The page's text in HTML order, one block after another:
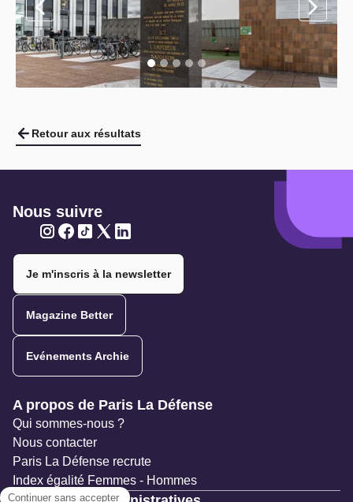
Retour aux résultats
Nous suivre
Je m'inscris à la newsletter
Magazine Better
Evénements Archie
Navigation secondaire
A propos de Paris La Défense
Qui sommes-nous ?
Nous contacter
Paris La Défense recrute
Index égalité Femmes - Hommes